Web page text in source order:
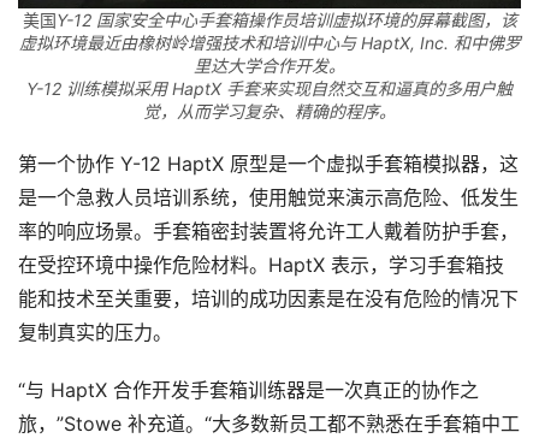
应
用
新
V
R
设
备
排
名
观
点
登录 注册
美国Y-12 国家安全中心手套箱操作员培训虚拟环境的屏幕截图，该
虚拟环境最近由橡树岭增强技术和培训中心与 HaptX, Inc. 和中佛罗
里达大学合作开发。
Y-12 训练模拟采用 HaptX 手套来实现自然交互和逼真的多用户触
觉，从而学习复杂、精确的程序。
第一个协作 Y-12 HaptX 原型是一个虚拟手套箱模拟器，这
是一个急救人员培训系统，使用触觉来演示高危险、低发生
率的响应场景。手套箱密封装置将允许工人戴着防护手套，
在受控环境中操作危险材料。HaptX 表示，学习手套箱技
能和技术至关重要，培训的成功因素是在没有危险的情况下
复制真实的压力。
“与 HaptX 合作开发手套箱训练器是一次真正的协作之
旅，”Stowe 补充道。“大多数新员工都不熟悉在手套箱中工